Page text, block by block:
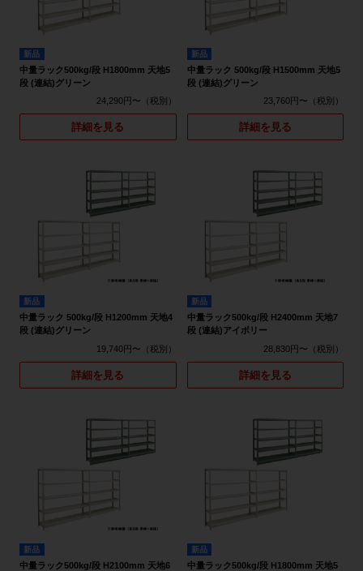
新品
中量ラック500kg/段 H1800mm 天地5
段 (連結)グリーン
24,290円〜
詳細を見る
新品
中量ラック 500kg/段 H1500mm 天地5
段 (連結)グリーン
23,760円〜
詳細を見る
新品
中量ラック 500kg/段 H1200mm 天地4
段 (連結)グリーン
19,740円〜
詳細を見る
新品
中量ラック500kg/段 H2400mm 天地7
段 (連結)アイボリー
28,830円〜
詳細を見る
新品
中量ラック500kg/段 H2100mm 天地6
新品
中量ラック500kg/段 H1800mm 天地5